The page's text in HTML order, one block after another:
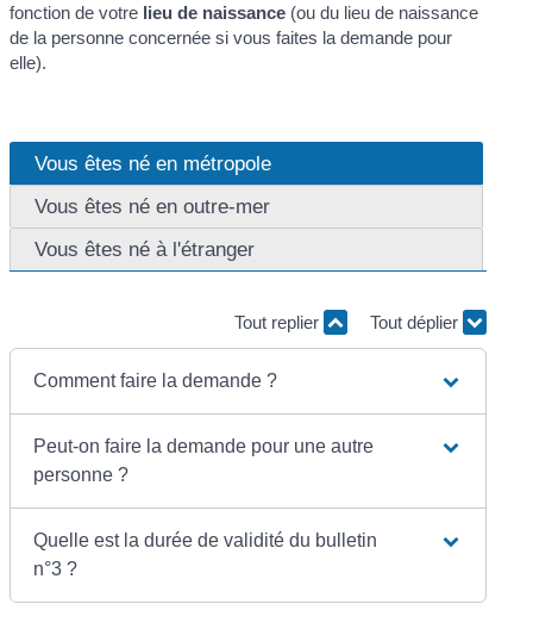
fonction de votre lieu de naissance (ou du lieu de naissance
de la personne concernée si vous faites la demande pour
elle).
Vous êtes né en métropole
Vous êtes né en outre-mer
Vous êtes né à l'étranger
Tout replier Tout déplier
Comment faire la demande ?
Peut-on faire la demande pour une autre
personne ?
Quelle est la durée de validité du bulletin
n°3 ?